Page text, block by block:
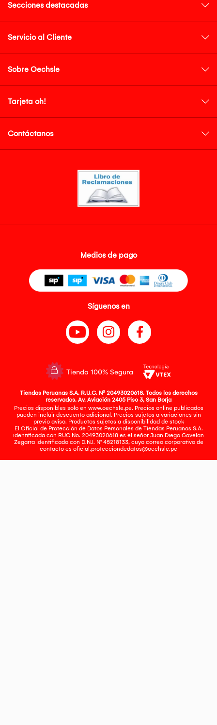
Secciones destacadas
Servicio al Cliente
Sobre Oechsle
Tarjeta oh!
Contáctanos
Medios de pago
Síguenos en
Tienda 100% Segura
Tiendas Peruanas S.A. R.U.C. Nº 20493020618. Todos los derechos
reservados. Av. Aviación 2405 Piso 3, San Borja
Precios disponibles solo en www.oechsle.pe. Precios online publicados
pueden incluir descuento adicional. Precios sujetos a variaciones sin
previo aviso. Productos sujetos a disponibilidad de stock
El Oficial de Protección de Datos Personales de Tiendas Peruanas S.A.
identificada con RUC No. 20493020618 es el señor Juan Diego Gavelan
Zegarra identificado con D.N.I. N° 45218133, cuyo correo corporativo de
contacto es oficial.protecciondedatos@oechsle.pe